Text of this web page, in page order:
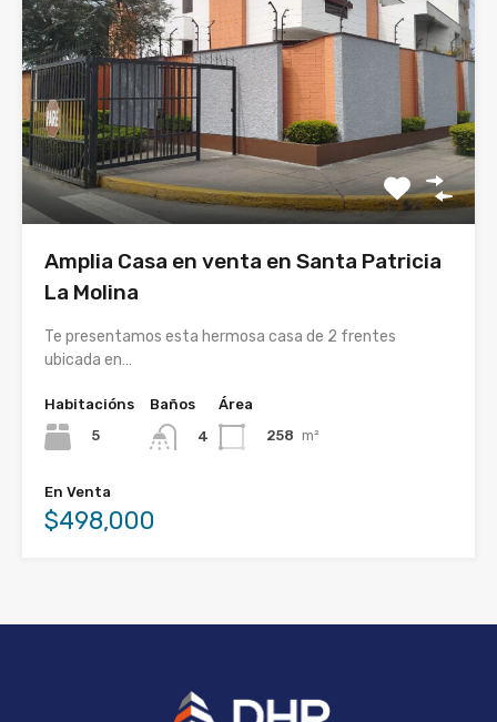
Amplia Casa en venta en Santa Patricia
La Molina
Te presentamos esta hermosa casa de 2 frentes
ubicada en…
Habitacións
5
Baños
4
Área
258 m²
En Venta
$498,000